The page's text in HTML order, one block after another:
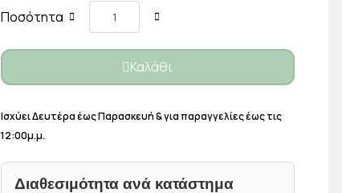
Ποσότητα
Καλάθι
Ισχύει Δευτέρα έως Παρασκευή & για παραγγελίες έως τις
12:00μ.μ.
Διαθεσιμότητα ανά κατάστημα